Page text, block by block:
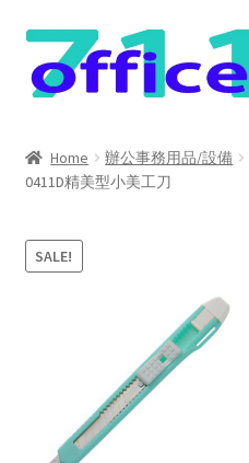
Skip
to
navigation
Skip
to
content
我的帳號
結帳
關於我們
Home 辦公事務用品/設備
0411D精美型小美工刀
SALE!